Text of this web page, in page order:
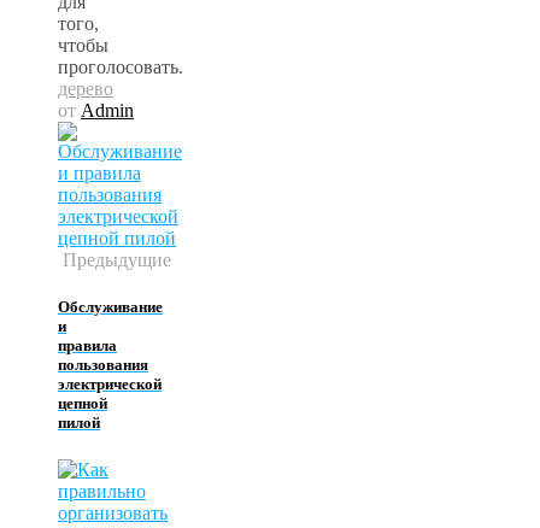
того,
чтобы
проголосовать.
дерево
от Admin
Предыдущие
Обслуживание
и
правила
пользования
электрической
цепной
пилой